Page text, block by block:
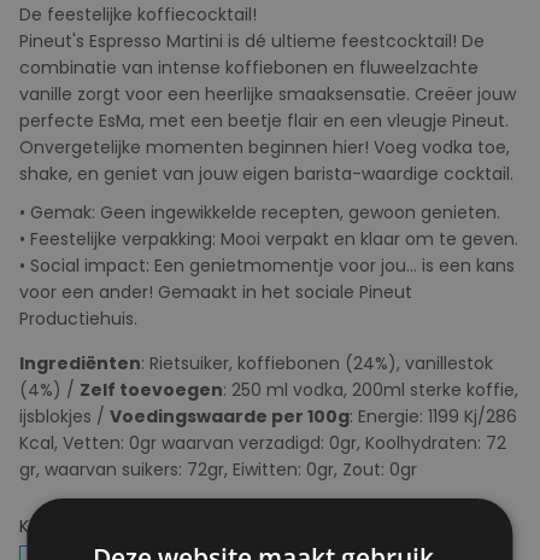
De feestelijke koffiecocktail!
Pineut's Espresso Martini is dé ultieme feestcocktail! De
combinatie van intense koffiebonen en fluweelzachte
vanille zorgt voor een heerlijke smaaksensatie. Creëer jouw
perfecte EsMa, met een beetje flair en een vleugje Pineut.
Onvergetelijke momenten beginnen hier! Voeg vodka toe,
shake, en geniet van jouw eigen barista-waardige cocktail.
• Gemak: Geen ingewikkelde recepten, gewoon genieten.
• Feestelijke verpakking: Mooi verpakt en klaar om te geven.
• Social impact: Een genietmomentje voor jou... is een kans
voor een ander! Gemaakt in het sociale Pineut
Productiehuis.
Ingrediënten: Rietsuiker, koffiebonen (24%), vanillestok
(4%) / Zelf toevoegen: 250 ml vodka, 200ml sterke koffie,
ijsblokjes / Voedingswaarde per 100g: Energie: 1199 Kj/286
Kcal, Vetten: 0gr waarvan verzadigd: 0gr, Koolhydraten: 72
gr, waarvan suikers: 72gr, Eiwitten: 0gr, Zout: 0gr
Kies uw kleur: